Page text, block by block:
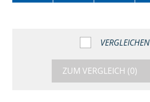
VERGLEICHEN
ZUM VERGLEICH (0)